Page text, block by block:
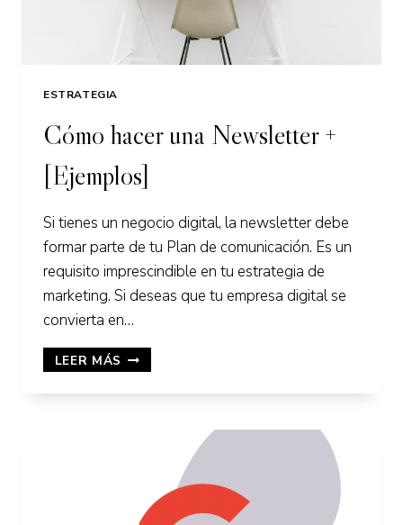
ESTRATEGIA
Cómo hacer una Newsletter +
[Ejemplos]
Si tienes un negocio digital, la newsletter debe
formar parte de tu Plan de comunicación. Es un
requisito imprescindible en tu estrategia de
marketing. Si deseas que tu empresa digital se
convierta en…
LEER MÁS CÓMO
HACER
[EJEMPLOS]